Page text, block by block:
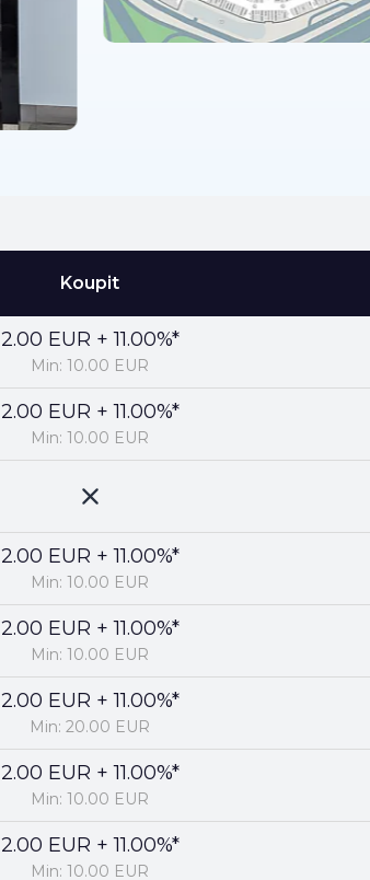
Koupit
2.00 EUR + 11.00%*
Min: 10.00 EUR
2.00 EUR + 11.00%*
Min: 10.00 EUR
2.00 EUR + 11.00%*
Min: 10.00 EUR
2.00 EUR + 11.00%*
Min: 10.00 EUR
2.00 EUR + 11.00%*
Min: 20.00 EUR
2.00 EUR + 11.00%*
Min: 10.00 EUR
2.00 EUR + 11.00%*
Min: 10.00 EUR